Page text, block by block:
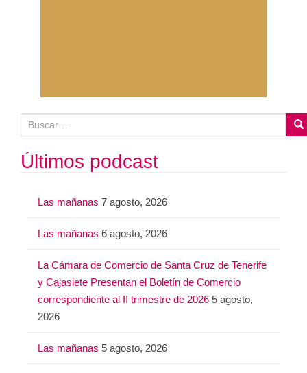
u
sÚltimos podcast
Las mañanas 7 agosto, 2026
Las mañanas 6 agosto, 2026
La Cámara de Comercio de Santa Cruz de Tenerife
y Cajasiete Presentan el Boletín de Comercio
correspondiente al II trimestre de 2026 5 agosto,
2026
Las mañanas 5 agosto, 2026